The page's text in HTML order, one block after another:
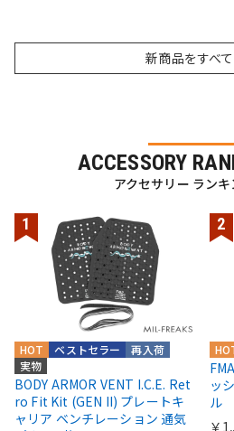
新商品をすべ
ACCESSORY
アクセサリー ラン
実物
再入荷
ベストセラー
HOT
BODY ARMOR VENT I.C.E. Ret
ro Fit Kit (GEN II) プレートキ
ャリア ベンチレーション 通気
ッ
ル
￥